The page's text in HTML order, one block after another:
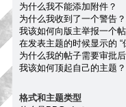
为什么我不能添加附件？
为什么我收到了一个警告？
我该如何向版主举报一个
在发表主题的时候显示的 “
为什么我的帖子需要审批
我该如何顶起自己的主题？
格式和主题类型